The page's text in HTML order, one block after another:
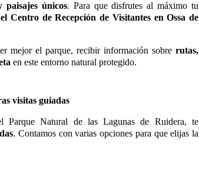
paisajes únicos. Para que disfrutes al máximo tu
Centro de Recepción de Visitantes en Ossa de
mejor el parque, recibir información sobre rutas,
en este entorno natural protegido.
visitas guiadas
Parque Natural de las Lagunas de Ruidera, te
. Contamos con varias opciones para que elijas la